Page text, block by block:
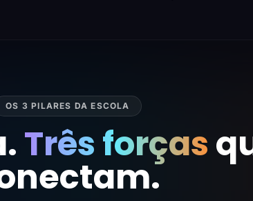
OS 3 PILARES DA ESCOLA
Três forças